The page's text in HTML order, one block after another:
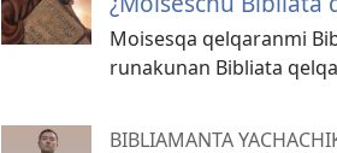
Moisesqa qelqaranmi
runakunan Bibliata
BIBLIAMANTA